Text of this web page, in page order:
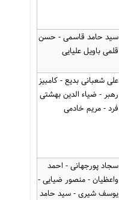
سید حامد قاسمی - حسن
قلمی باویل علیایی
علی شعبانی بدیع - کامبیز
رهبر - ضیاء الدین بهشتی
فرد - مریم خادمی
سجاد پورجهانی - احمد
واعظیان - منصور ضیایی -
یوسف شیری - سید حامد